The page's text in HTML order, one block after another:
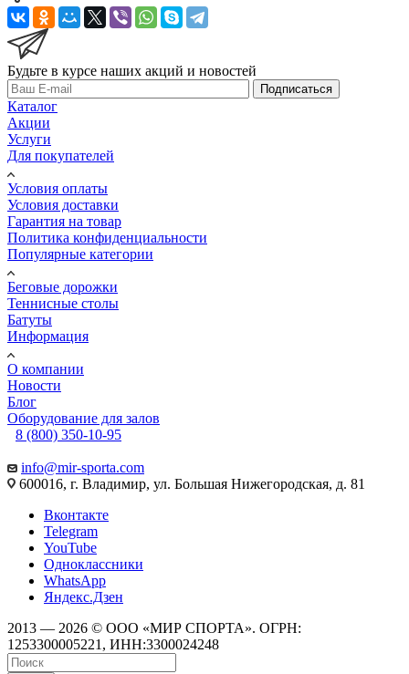
Будьте в курсе наших акций и новостей
Подписаться
Каталог
Акции
Услуги
Для покупателей
Условия оплаты
Условия доставки
Гарантия на товар
Политика конфиденциальности
Популярные категории
Беговые дорожки
Теннисные столы
Батуты
Информация
О компании
Новости
Блог
Оборудование для залов
8 (800) 350-10-95
info@mir-sporta.com
600016, г. Владимир, ул. Большая Нижегородская, д. 81
Вконтакте
Telegram
YouTube
Одноклассники
WhatsApp
Яндекс.Дзен
2013 — 2026 © ООО «МИР СПОРТА». ОГРН:
1253300005221, ИНН:3300024248